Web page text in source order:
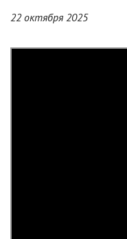
22 октября 2025